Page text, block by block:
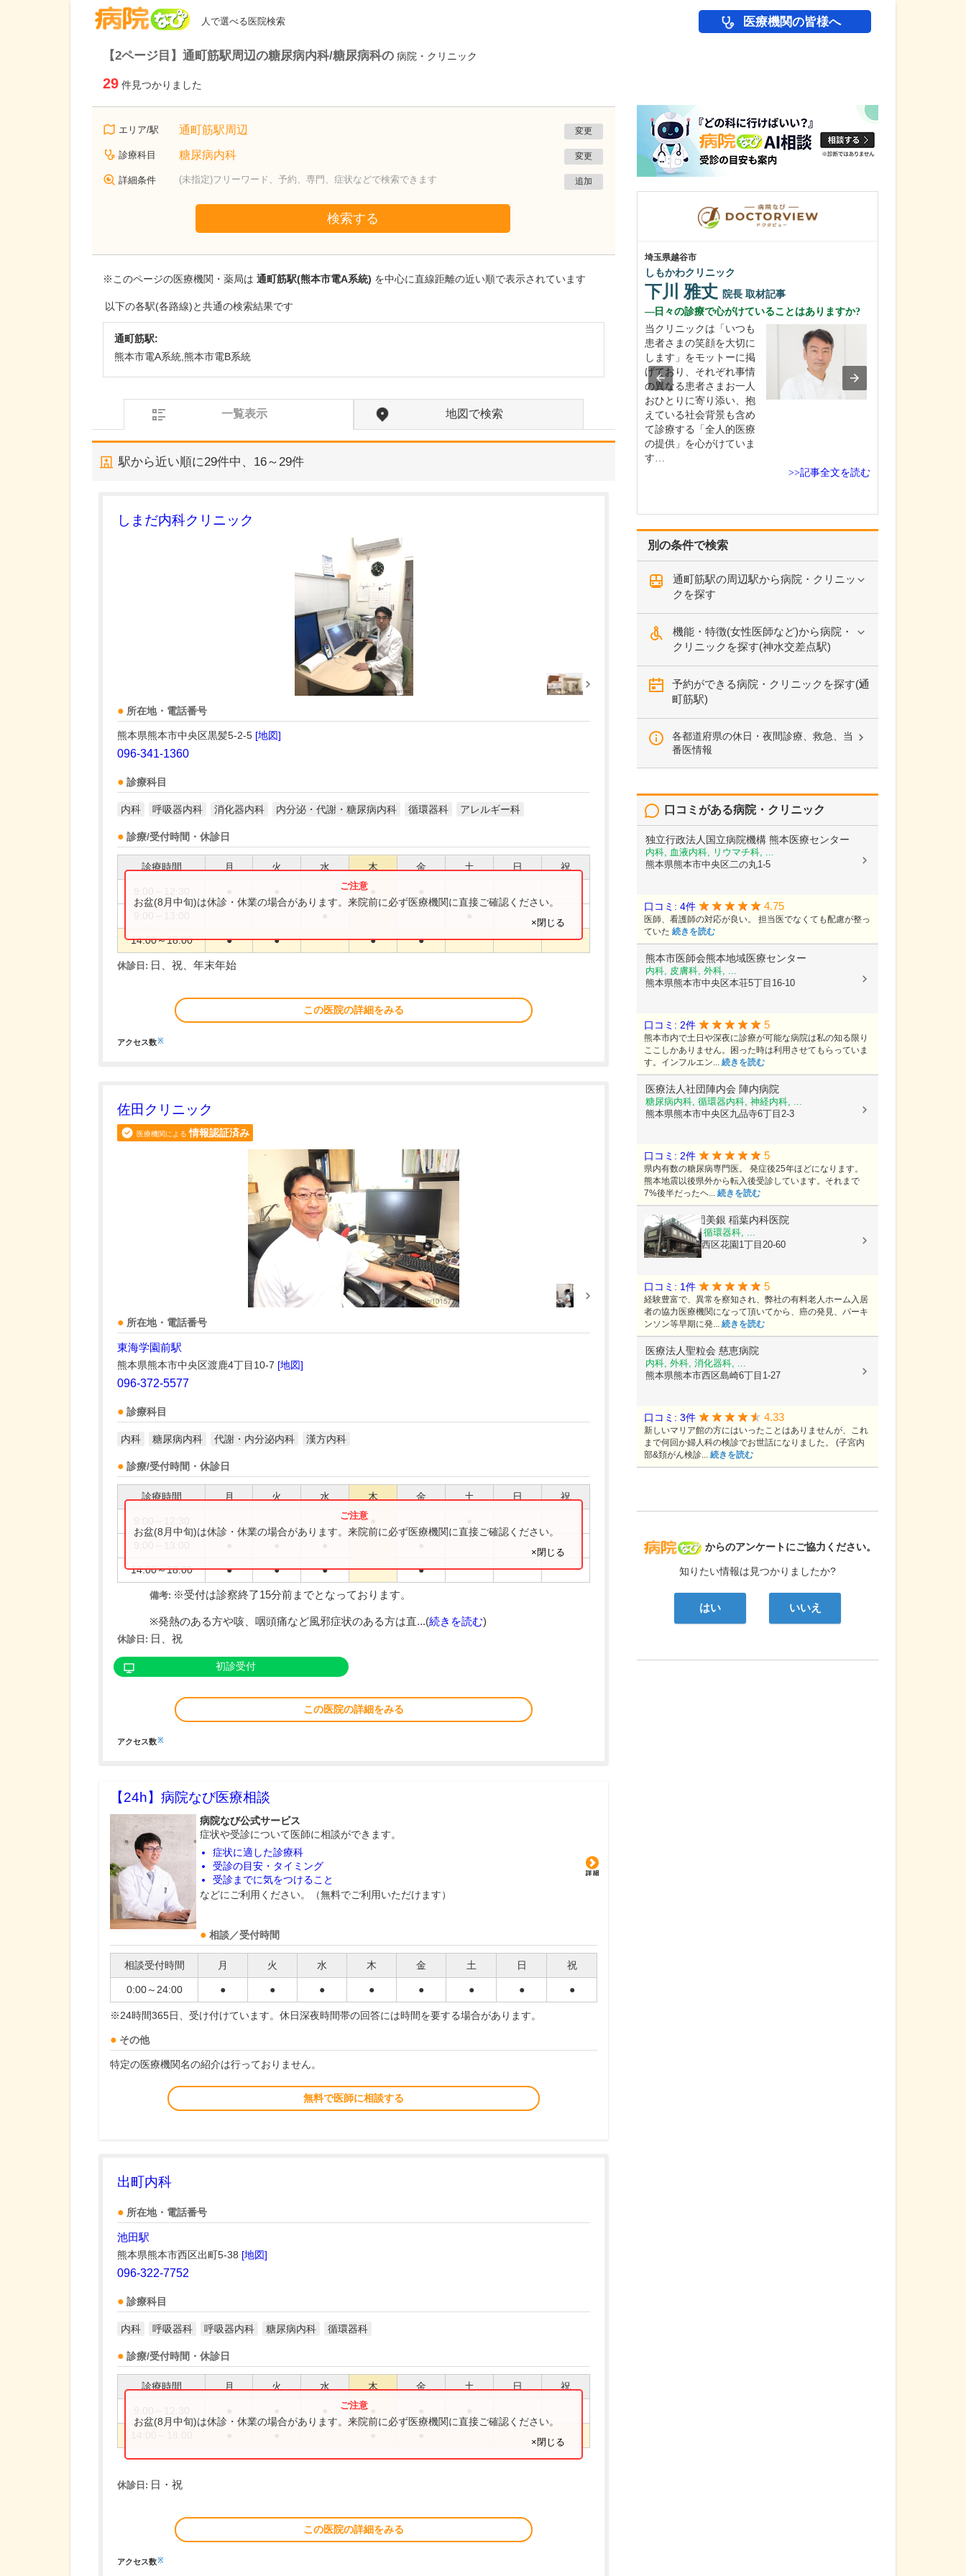
人で選べる医院検索 医療機関の皆様へ
【2ページ目】通町筋駅周辺の糖尿病内科/糖尿病科の 病院・クリニック
29 件見つかりました
エリア/駅 通町筋駅周辺 変更
診療科目 糖尿病内科 変更
詳細条件 (未指定)フリーワード、予約、専門、症状などで検索できます 追加
検索する
※このページの医療機関・薬局は 通町筋駅(熊本市電A系統) を中心に直線距離の近い順で表示されています
以下の各駅(各路線)と共通の検索結果です
通町筋駅:
熊本市電A系統,熊本市電B系統
一覧表示 地図で検索
駅から近い順に29件中、 16～29件
しまだ内科クリニック
所在地・電話番号
熊本県熊本市中央区黒髪5-2-5 [地図]
096-341-1360
診療科目
内科 呼吸器内科 消化器内科 内分泌・代謝・糖尿病内科 循環器科 アレルギー科
診療/受付時間・休診日
診療時間 月 火 水 木 金 土 日 祝
14:00～18:00 ● ● ● ●
お盆(8月中旬)は休診・休業の場合があります。来院前に必ず医療機関に直接ご確認ください。
×閉じる
休診日: 日、祝、年末年始
この医院の詳細をみる
アクセス数※
佐田クリニック
医療機関による 情報認証済み
所在地・電話番号
東海学園前駅
熊本県熊本市中央区渡鹿4丁目10-7 [地図]
096-372-5577
診療科目
内科 糖尿病内科 代謝・内分泌内科 漢方内科
診療/受付時間・休診日
診療時間 月 火 水 木 金 土 日 祝
14:00～18:00 ● ● ● ●
お盆(8月中旬)は休診・休業の場合があります。来院前に必ず医療機関に直接ご確認ください。
×閉じる
備考: ※受付は診察終了15分前までとなっております。
※発熱のある方や咳、咽頭痛など風邪症状のある方は直...(続きを読む)
休診日: 日、祝
初診受付
この医院の詳細をみる
アクセス数※
【24h】 病院なび医療相談
病院なび公式サービス
症状や受診について医師に相談ができます。
症状に適した診療科
受診の目安・タイミング
受診までに気をつけること
などにご利用ください。（無料でご利用いただけます）
相談／受付時間
相談受付時間 月 火 水 木 金 土 日 祝
0:00～24:00 ● ● ● ● ● ● ● ●
※24時間365日、受け付けています。休日深夜時間帯の回答には時間を要する場合があります。
その他
特定の医療機関名の紹介は行っておりません。
無料で医師に相談する
出町内科
所在地・電話番号
池田駅
熊本県熊本市西区出町5-38 [地図]
096-322-7752
診療科目
内科 呼吸器科 呼吸器内科 糖尿病内科 循環器科
診療/受付時間・休診日
診療時間 月 火 水 木 金 土 日 祝
お盆(8月中旬)は休診・休業の場合があります。来院前に必ず医療機関に直接ご確認ください。
×閉じる
休診日: 日・祝
この医院の詳細をみる
アクセス数※
別の条件で検索
通町筋駅の周辺駅から病院・クリニッ
クを探す
機能・特徴(女性医師など)から病院・
クリニックを探す(神水交差点駅)
予約ができる病院・クリニックを探す(通
町筋駅)
各都道府県の休日・夜間診療、救急、当
番医情報
病院なび
からのアンケートにご協力ください。
知りたい情報は見つかりましたか?
はい いいえ
口コミがある病院・クリニック
独立行政法人国立病院機構 熊本医療センター
内科, 血液内科, リウマチ科, ...
熊本県熊本市中央区二の丸1-5
口コミ: 4件 4.75
医師、看護師の対応が良い。 担当医でなくても配慮が整っ
ていた 続きを読む
熊本市医師会熊本地域医療センター
内科, 皮膚科, 外科, ...
熊本県熊本市中央区本荘5丁目16-10
口コミ: 2件 5
熊本市内で土日や深夜に診療が可能な病院は私の知る限り
ここしかありません。困った時は利用させてもらっていま
す。インフルエン... 続きを読む
医療法人社団陣内会 陣内病院
糖尿病内科, 循環器内科, 神経内科, ...
熊本県熊本市中央区九品寺6丁目2-3
口コミ: 2件 5
県内有数の糖尿病専門医。 発症後25年ほどになります。
熊本地震以後県外から転入後受診しています。それまで
7%後半だったヘ... 続きを読む
医療法人社団美銀 稲葉内科医院
内科, 胃腸科, 循環器科, ...
熊本県熊本市西区花園1丁目20-60
口コミ: 1件 5
経験豊富で、異常を察知され、弊社の有料老人ホーム入居
者の協力医療機関になって頂いてから、癌の発見、パーキ
ンソン等早期に発... 続きを読む
医療法人聖粒会 慈恵病院
内科, 外科, 消化器科, ...
熊本県熊本市西区島崎6丁目1-27
口コミ: 3件 4.33
新しいマリア館の方にはいったことはありませんが、これ
まで何回か婦人科の検診でお世話になりました。 (子宮内
部&頚がん検診... 続きを読む
熊本県熊本市南区
たかしお内科ハートクリニック
たのにはどのような理由があったのでしょうか?
ん。しかも、悪化と改善
を繰り返しながら病状は
だんだん悪くなっていき
ます。大学病院で後進の
埼玉県越谷市
しもかわクリニック
下川 雅丈 院長 取材記事
日々の診療で心がけていることはありますか?
当クリニックは「いつも
患者さまの笑顔を大切に
します」をモットーに掲
げており、それぞれ事情
の異なる患者さまお一人
おひとりに寄り添い、抱
えている社会背景も含め
て診療する「全人的医療
の提供」を心がけていま
す…
>>記事全文を読む